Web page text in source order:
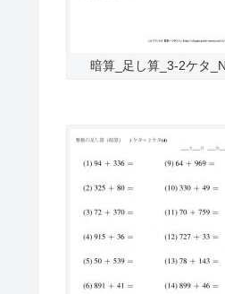
暗算_足し算_3-2ケタ